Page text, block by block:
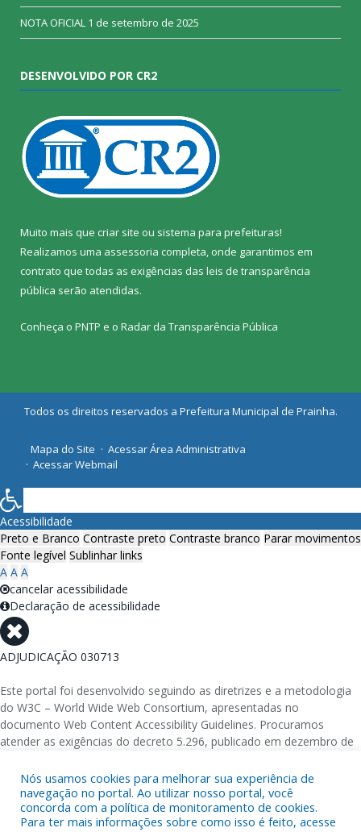
NOTA OFICIAL 1 de setembro de 2025
DESENVOLVIDO POR CR2
Muito mais que criar site ou sistema para prefeituras!
Realizamos uma assessoria completa, onde garantimos em
contrato que todas as exigências das leis de transparência
pública serão atendidas.
Conheça o PNTP e o Radar da Transparência Pública
Todos os direitos reservados a Prefeitura Municipal de Prainha.
Mapa do Site
Acessar Área Administrativa
Acessar Webmail
Nós usamos cookies para melhorar sua experiência de
navegação no portal. Ao utilizar nosso portal, você
concorda com a política de monitoramento de cookies.
Para ter mais informações sobre como isso é feito, acesse
Acessibilidade
Preto e Branco Contraste preto Contraste branco Parar movimentos
Fonte legível Sublinhar links
A A A
cancelar acessibilidade
Declaração de acessibilidade
ADJUDICAÇÃO 030713
Este portal foi desenvolvido seguindo as diretrizes e a metodologia
do W3C – World Wide Web Consortium, apresentadas no
documento Web Content Accessibility Guidelines. Procuramos
atender as exigências do decreto 5.296, publicado em dezembro de
eletrônicos da administração pública na rede mundial de
computadores para o uso das pessoas com necessidades especiais,
garantindo-lhes o pleno acesso aos conteúdos disponíveis.